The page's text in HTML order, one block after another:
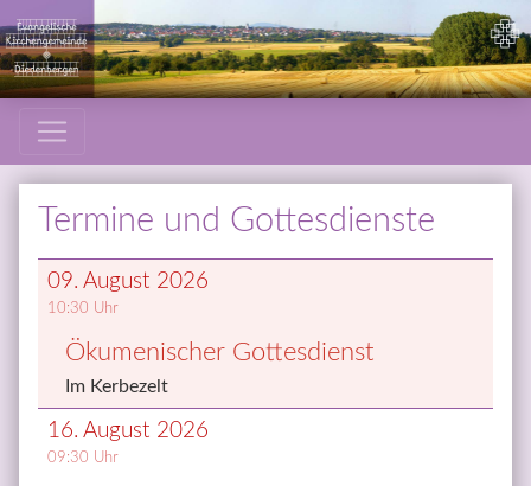
Termine und Gottesdienste
09. August 2026
10:30 Uhr
Öku­me­ni­scher Got­tes­dienst
Im Kerbezelt
16. August 2026
09:30 Uhr